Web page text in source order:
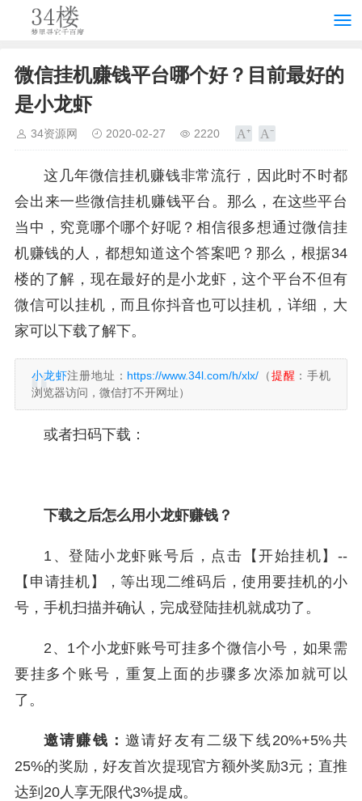
微信挂机赚钱平台哪个好？目前最好的
是小龙虾
34资源网 2020-02-27 2220
这几年微信挂机赚钱非常流行，因此时不时都
会出来一些微信挂机赚钱平台。那么，在这些平台
当中，究竟哪个哪个好呢？相信很多想通过微信挂
机赚钱的人，都想知道这个答案吧？那么，根据34
楼的了解，现在最好的是小龙虾，这个平台不但有
微信可以挂机，而且你抖音也可以挂机，详细，大
家可以下载了解下。
小龙虾注册地址： https://www.34l.com/h/xlx/ （提醒 ：手机
浏览器访问，微信打不开网址）
或者扫码下载：
下载之后怎么用小龙虾赚钱？
1、登陆小龙虾账号后，点击【开始挂机】--
【申请挂机】，等出现二维码后，使用要挂机的小
号，手机扫描并确认，完成登陆挂机就成功了。
2、1个小龙虾账号可挂多个微信小号，如果需
要挂多个账号，重复上面的步骤多次添加就可以
了。
邀请赚钱： 邀请好友有二级下线20%+5%共
25%的奖励，好友首次提现官方额外奖励3元；直推
达到20人享无限代3%提成。